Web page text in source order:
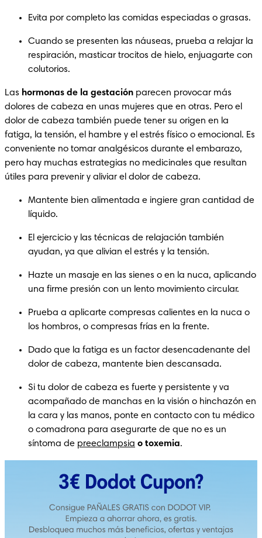
Evita por completo las comidas especiadas o grasas.
Cuando se presenten las náuseas, prueba a relajar la
respiración, masticar trocitos de hielo, enjuagarte con
colutorios.
Las hormonas de la gestación parecen provocar más
dolores de cabeza en unas mujeres que en otras. Pero el
dolor de cabeza también puede tener su origen en la
fatiga, la tensión, el hambre y el estrés físico o emocional. Es
conveniente no tomar analgésicos durante el embarazo,
pero hay muchas estrategias no medicinales que resultan
útiles para prevenir y aliviar el dolor de cabeza.
Mantente bien alimentada e ingiere gran cantidad de
líquido.
El ejercicio y las técnicas de relajación también
ayudan, ya que alivian el estrés y la tensión.
Hazte un masaje en las sienes o en la nuca, aplicando
una firme presión con un lento movimiento circular.
Prueba a aplicarte compresas calientes en la nuca o
los hombros, o compresas frías en la frente.
Dado que la fatiga es un factor desencadenante del
dolor de cabeza, mantente bien descansada.
Si tu dolor de cabeza es fuerte y persistente y va
acompañado de manchas en la visión o hinchazón en
la cara y las manos, ponte en contacto con tu médico
o comadrona para asegurarte de que no es un
síntoma de preeclampsia o toxemia.